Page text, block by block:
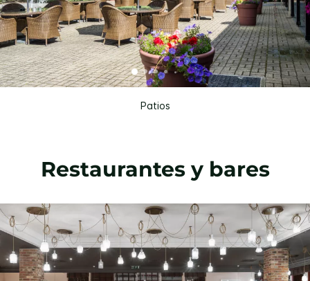
Patios
Restaurantes y bares